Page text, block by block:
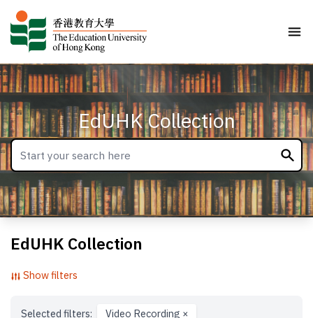
EdUHK Collection
EdUHK Collection
Show filters
Selected filters: Video Recording ×